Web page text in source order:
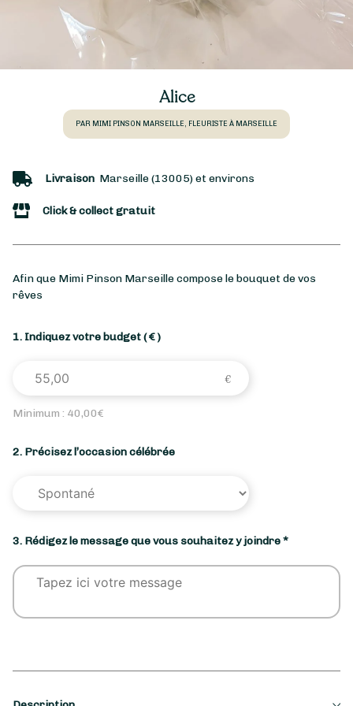
Alice
PAR MIMI PINSON MARSEILLE, FLEURISTE À MARSEILLE
Livraison Marseille (13005) et environs
Click & collect gratuit
Afin que Mimi Pinson Marseille compose le bouquet de vos
rêves
1. Indiquez votre budget( € )
Minimum : 40,00€
2. Précisez l’occasion célébrée
3. Rédigez le message que vous souhaitez y joindre *